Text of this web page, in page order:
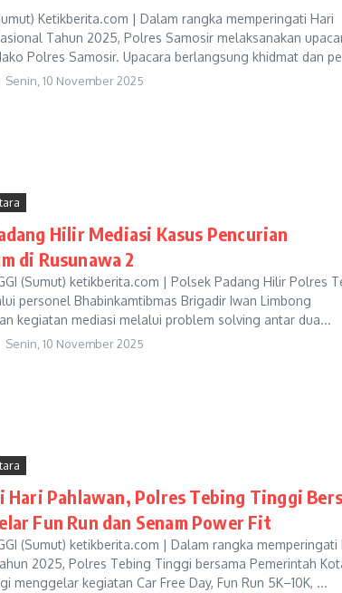
Ketikberita.com | Dalam rangka memperingati Hari
Tahun 2025, Polres Samosir melaksanakan
Polres Samosir. Upacara berlangsung khidmat dan
Senin, 10 November 2025
Hilir Mediasi Kasus Pencurian
di Rusunawa 2
(Sumut) ketikberita.com | Polsek Padang Hilir Polres
personel Bhabinkamtibmas Brigadir Iwan Limbong
kegiatan mediasi melalui problem solving antar dua...
Senin, 10 November 2025
Hari Pahlawan, Polres Tebing Tinggi
Fun Run dan Senam Power Fit
(Sumut) ketikberita.com | Dalam rangka memperingati
2025, Polres Tebing Tinggi bersama Pemerintah
menggelar kegiatan Car Free Day, Fun Run 5K–10K, ...